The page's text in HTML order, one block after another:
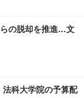
の脱却を推進…文
科大学院の予算配